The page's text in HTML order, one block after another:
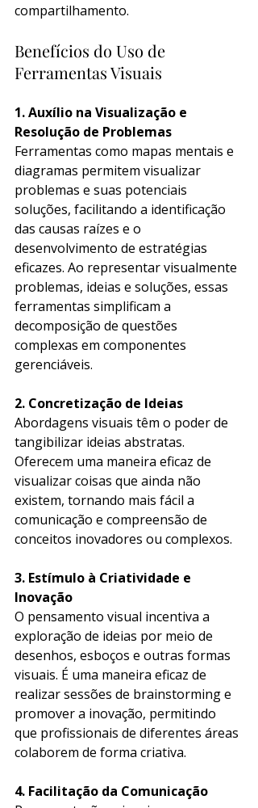
compartilhamento.
Benefícios do Uso de
Ferramentas Visuais
1. Auxílio na Visualização e
Resolução de Problemas
Ferramentas como mapas mentais e
diagramas permitem visualizar
problemas e suas potenciais
soluções, facilitando a identificação
das causas raízes e o
desenvolvimento de estratégias
eficazes. Ao representar visualmente
problemas, ideias e soluções, essas
ferramentas simplificam a
decomposição de questões
complexas em componentes
gerenciáveis.
2. Concretização de Ideias
Abordagens visuais têm o poder de
tangibilizar ideias abstratas.
Oferecem uma maneira eficaz de
visualizar coisas que ainda não
existem, tornando mais fácil a
comunicação e compreensão de
conceitos inovadores ou complexos.
3. Estímulo à Criatividade e
Inovação
O pensamento visual incentiva a
exploração de ideias por meio de
desenhos, esboços e outras formas
visuais. É uma maneira eficaz de
realizar sessões de brainstorming e
promover a inovação, permitindo
que profissionais de diferentes áreas
colaborem de forma criativa.
4. Facilitação da Comunicação